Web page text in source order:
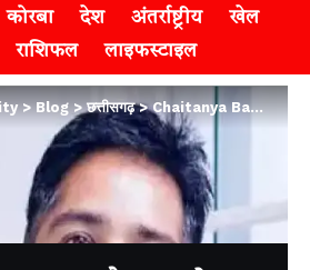
कोरबा देश अंतर्राष्ट्रीय
खेल
राशिफल लाइफस्टाइल
>Blog>छत्तीसगढ़>Chaitanya Baghel : चैतन्य बघेल मामले में फैसला टला, जनवरी में होगी अगली सुनवाई